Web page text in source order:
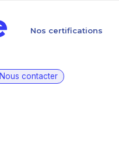
Nos certifications
Nous contacter